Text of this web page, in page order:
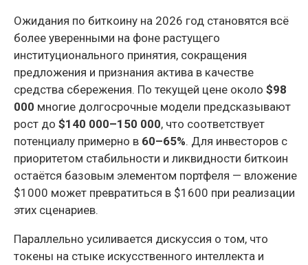
Ожидания по биткоину на 2026 год становятся всё
более уверенными на фоне растущего
институционального принятия, сокращения
предложения и признания актива в качестве
средства сбережения. По текущей цене около $98
000 многие долгосрочные модели предсказывают
рост до $140 000–150 000, что соответствует
потенциалу примерно в 60–65%. Для инвесторов с
приоритетом стабильности и ликвидности биткоин
остаётся базовым элементом портфеля — вложение
$1000 может превратиться в $1600 при реализации
этих сценариев.
Параллельно усиливается дискуссия о том, что
токены на стыке искусственного интеллекта и